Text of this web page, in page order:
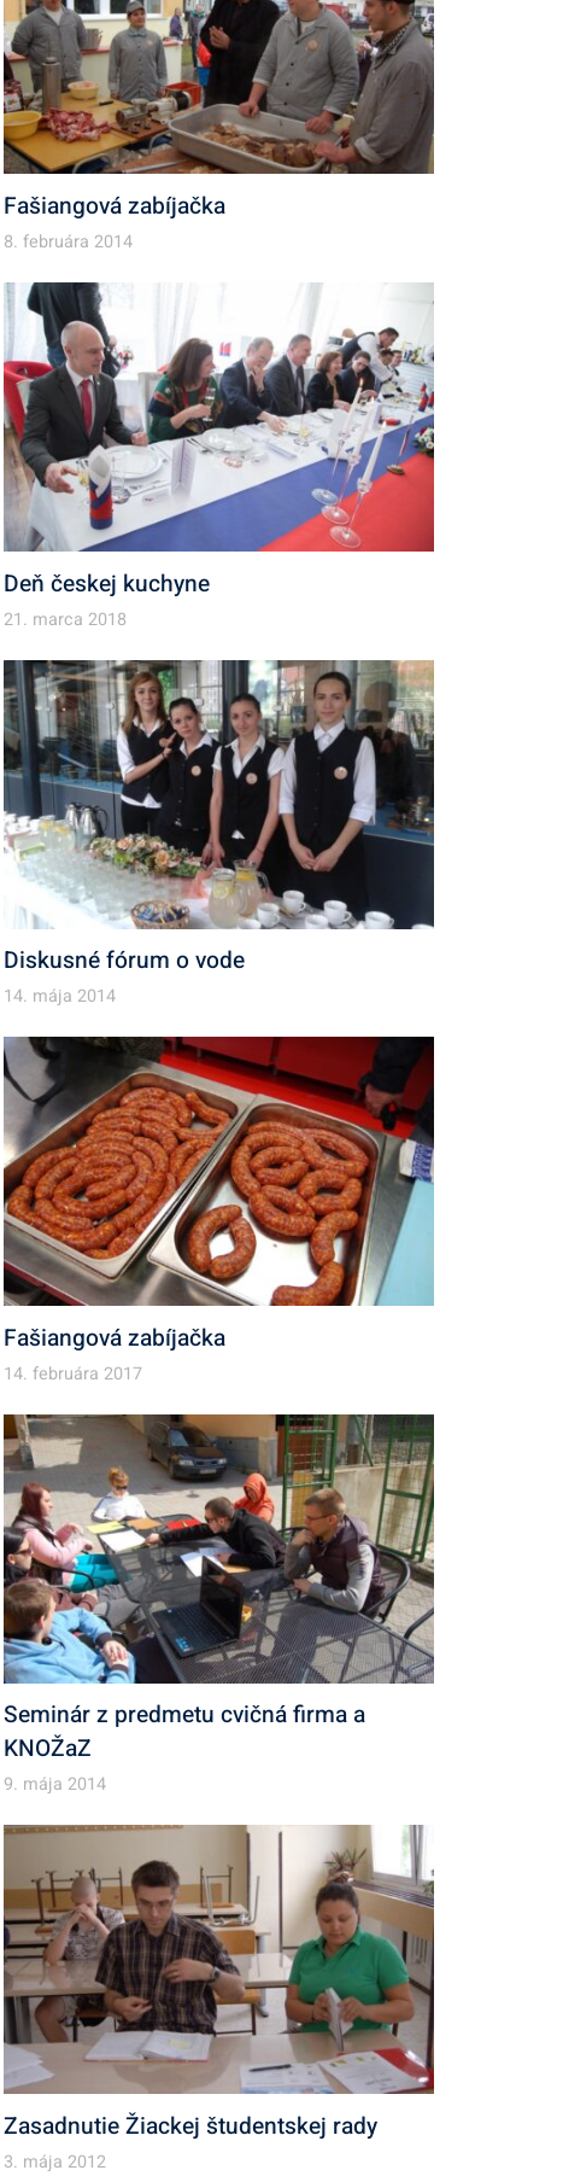
Fašiangová zabíjačka
8. februára 2014
Deň českej kuchyne
21. marca 2018
Diskusné fórum o vode
14. mája 2014
Fašiangová zabíjačka
14. februára 2017
Seminár z predmetu cvičná firma a
KNOŽaZ
9. mája 2014
Zasadnutie Žiackej študentskej rady
3. mája 2012